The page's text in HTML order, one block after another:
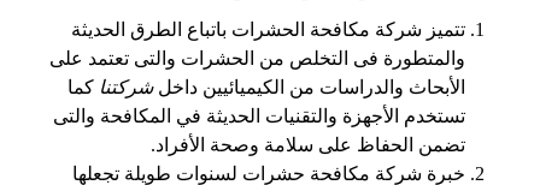
تتميز شركة مكافحة الحشرات باتباع الطرق الحديثة
والمتطورة فى التخلص من الحشرات والتى تعتمد على
الأبحاث والدراسات من الكيميائيين داخلشركتنا كما
تستخدم الأجهزة والتقنيات الحديثة في المكافحة والتى
تضمن الحفاظ على سلامة وصحة الأفراد.
خبرة شركة مكافحة حشرات لسنوات طويلة تجعلها